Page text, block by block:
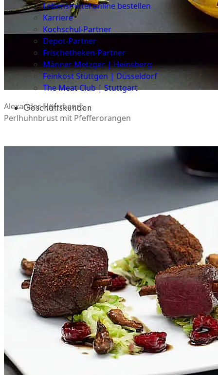
Lebensmittel online bestellen
Karriere
Kochschul-Partner
Depot-Partner
Frischetheken-Partner
Männer Metzger | Heinsberg
Feinkost Stüttgen | Düsseldorf
The Meat Club | Stuttgart
Geschäftskunden
Alexander Herrmann:
Perlhuhnbrust mit Pfefferorangen